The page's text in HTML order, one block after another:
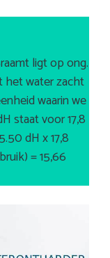
ligt op ong.
het water zacht
waarin we
staat voor 17,8
dH x 17,8
= 15,66